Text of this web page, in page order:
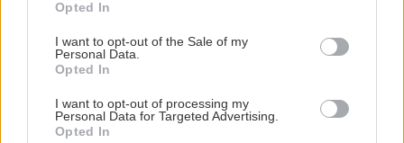
use your data for below specified purposes in below Google
consent section.
Opted In
I want to opt-out of the Sale of my
Personal Data.
Opted In
I want to opt-out of processing my
Personal Data for Targeted Advertising.
Opted In
• Κίνηση στους εμπρός τροχούς (FWD).
• Μήκος: 4.598 χιλ.
• Μεταξόνιο: 2.880 χιλ.